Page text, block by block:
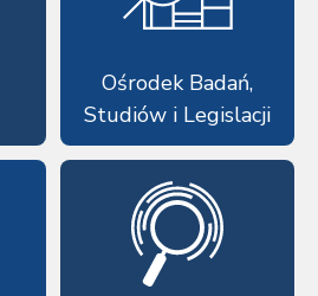
Ośrodek Badań,
Studiów i Legislacji